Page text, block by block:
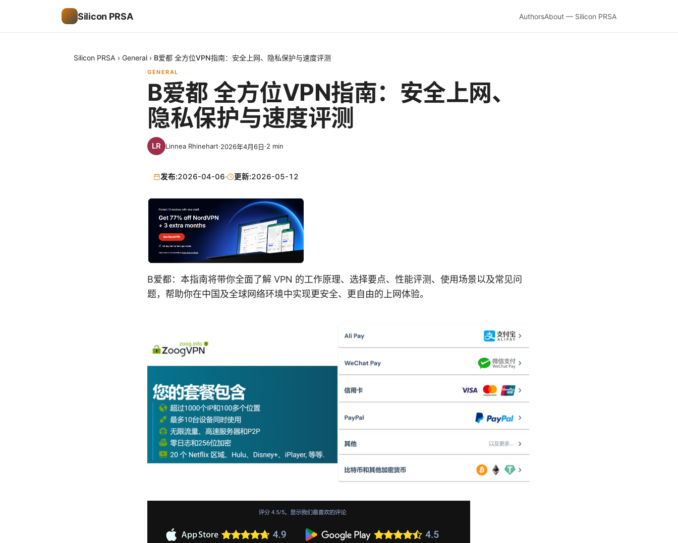
Silicon PRSA AuthorsAbout — Silicon PRSA
Silicon PRSA › General › B爱都 全方位VPN指南：安全上网、隐私保护与速度评测
GENERAL
B爱都 全方位VPN指南：安全上网、
隐私保护与速度评测
Linnea Rhinehart·2026年4月6日·2 min
发布:2026-04-06· 更新:2026-05-12
B爱都：本指南将带你全面了解 VPN 的工作原理、选择要点、性能评测、使用场景以及常见问
题，帮助你在中国及全球网络环境中实现更安全、更自由的上网体验。